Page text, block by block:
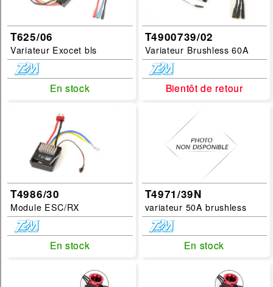
Prochainement dispo
Marques :
Tamiya
FG
Categories :
variateur
Sous Categories :
accessoire
Echelles :
1/6
T625/06
Variateur Exocet bls
En stock
En stock
T4900739/02
Variateur Brushless 60A
Bientôt de retour
Bientôt de retour
T4986/30
Module ESC/RX
En stock
En stock
T4971/39N
variateur 50A brushless
En stock
En stock